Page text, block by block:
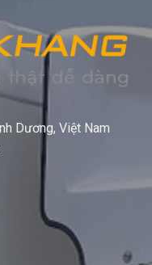
Dương, Việt Nam